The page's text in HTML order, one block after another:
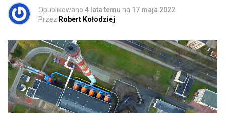
Opublikowano 4 lata temu na 17 maja 2022
Przez Robert Kołodziej